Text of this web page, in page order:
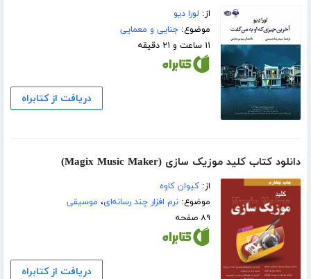
از: لورا دیو
موضوع:جنایی و معمایی
۱۱ ساعت و ۲۱ دقیقه
دریافت از کتابراه
دانلود کتاب کلید موزیک سازی (Magix Music Maker)
از:کیوان کاوه
موضوع:نرم افزار چند رسانه‌ای، موسیقی
۸۹ صفحه
دریافت از کتابراه